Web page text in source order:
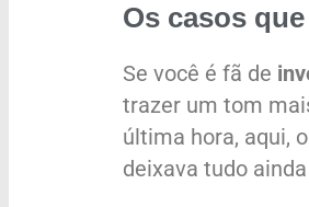
Os casos
Se você é fã de
trazer um tom
última hora, aqui,
deixava tudo